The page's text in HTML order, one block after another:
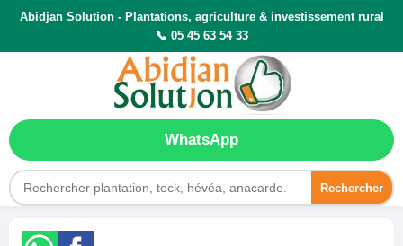
Abidjan Solution - Plantations, agriculture & investissement rural
📞 05 45 63 54 33
Rechercher
WhatsApp